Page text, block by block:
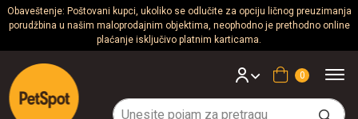
Obaveštenje: Poštovani kupci, ukoliko se odlučite za opciju ličnog preuzimanja
porudžbina u našim maloprodajnim objektima, neophodno je prethodno online
plaćanje isključivo platnim karticama.
Psi
Mačke
Glodari
Korpa